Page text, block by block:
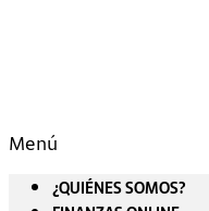
Menú
¿QUIÉNES SOMOS?